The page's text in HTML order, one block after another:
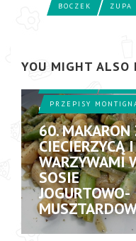
BOCZEK ZUPA
YOU MIGHT ALSO
PRZEPISY
60. MAKARON
CIECIERZYCĄ I
WARZYWAMI
SOSIE
JOGURTOWO-